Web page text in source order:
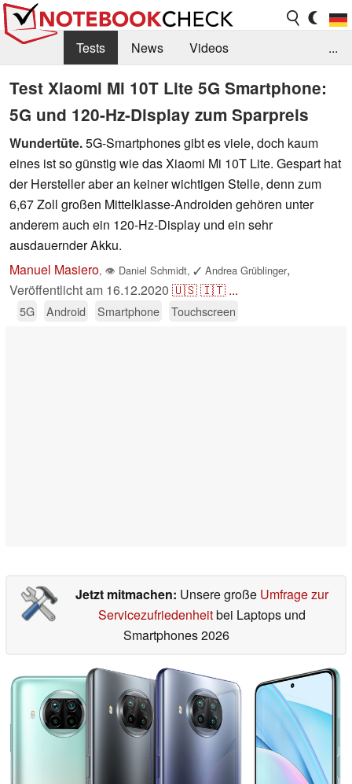
Tests News
Videos
Benchmarks & Tech
Externe Tests
Kaufberatung
Deals Suche
Jobs
Forum
...
Test Xiaomi Mi 10T Lite 5G Smartphone:
5G und 120-Hz-Display zum Sparpreis
Wundertüte.5G-Smartphones gibt es viele, doch kaum
eines ist so günstig wie das Xiaomi Mi 10T Lite. Gespart hat
der Hersteller aber an keiner wichtigen Stelle, denn zum
6,67 Zoll großen Mittelklasse-Androiden gehören unter
anderem auch ein 120-Hz-Display und ein sehr
ausdauernder Akku.
Manuel Masiero, 👁 Daniel Schmidt, ✓ Andrea Grüblinger,
Veröffentlicht am 16.12.2020 🇺🇸🇮🇹 ...
5G Android Smartphone Touchscreen
Jetzt mitmachen: Unsere große Umfrage zur
Servicezufriedenheitbei Laptops und
Smartphones 2026